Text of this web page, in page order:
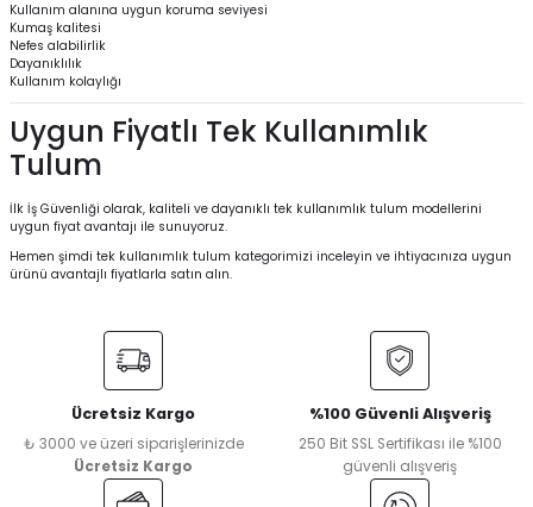
Kullanım alanına uygun koruma seviyesi
Kumaş kalitesi
Nefes alabilirlik
Dayanıklılık
Kullanım kolaylığı
Uygun Fiyatlı Tek Kullanımlık
Tulum
İlk İş Güvenliği olarak, kaliteli ve dayanıklı tek kullanımlık tulum modellerini
uygun fiyat avantajı ile sunuyoruz.
Hemen şimdi tek kullanımlık tulum kategorimizi inceleyin ve ihtiyacınıza uygun
ürünü avantajlı fiyatlarla satın alın.
Ücretsiz Kargo
₺ 3000 ve üzeri siparişlerinizde
Ücretsiz Kargo
%100 Güvenli Alışveriş
250 Bit SSL Sertifikası ile %100
güvenli alışveriş